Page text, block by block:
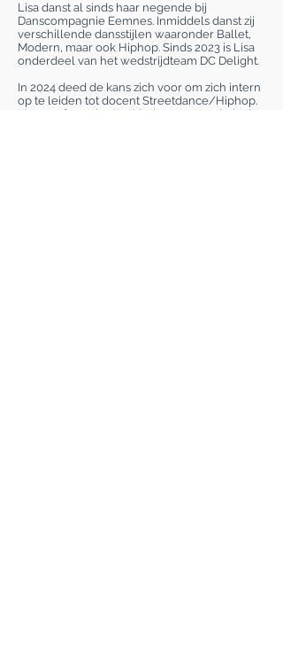
Lisa danst al sinds haar negende bij
Danscompagnie Eemnes. Inmiddels danst zij
verschillende dansstijlen waaronder Ballet,
Modern, maar ook Hiphop. Sinds 2023 is Lisa
onderdeel van het wedstrijdteam DC Delight.
In 2024 deed de kans zich voor om zich intern
op te leiden tot docent Streetdance/Hiphop.
Lisa geeft nu al ruim één jaar met veel plezier